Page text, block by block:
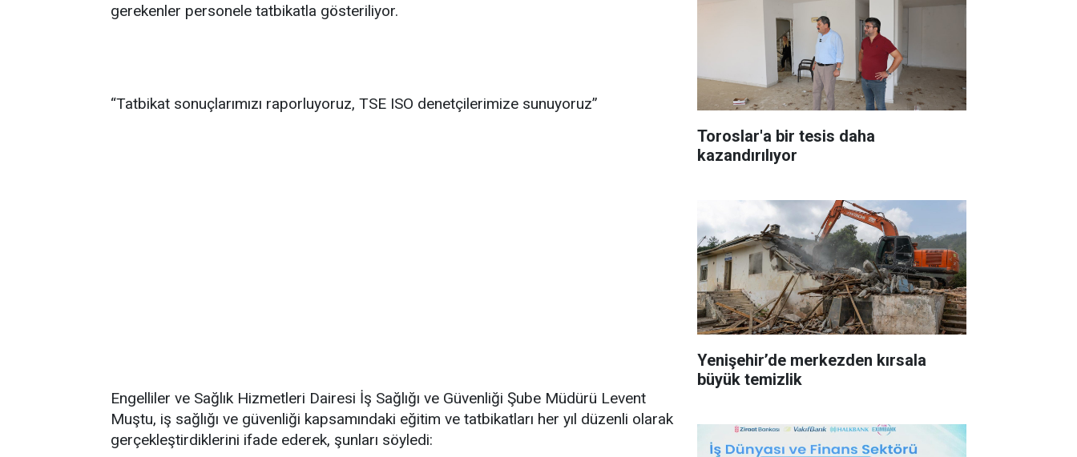
gerekenler personele tatbikatla gösteriliyor.
“Tatbikat sonuçlarımızı raporluyoruz, TSE ISO denetçilerimize sunuyoruz”
Engelliler ve Sağlık Hizmetleri Dairesi İş Sağlığı ve Güvenliği Şube Müdürü Levent
Muştu, iş sağlığı ve güvenliği kapsamındaki eğitim ve tatbikatları her yıl düzenli olarak
gerçekleştirdiklerini ifade ederek, şunları söyledi:
Toroslar'a bir tesis daha
kazandırılıyor
Yenişehir’de merkezden kırsala
büyük temizlik